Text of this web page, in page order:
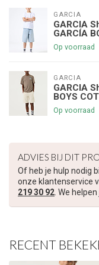
GARCIA
GARCIA
GARCÍA
Op voorraad
GARCIA
GARCIA
BOYS
Op voorraad
ADVIES BIJ DIT
Of heb je hulp nodig
onze klantenservice
219 30 92. We
RECENT
€5,00
Schrijf je in voor
over onze nieuwe